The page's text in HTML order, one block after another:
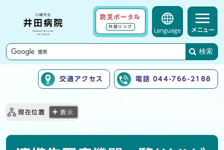
防災ポータル
外部リンク
Language メニュー
検索
交通アクセス 電話 044-766-2188
現在位置 表示